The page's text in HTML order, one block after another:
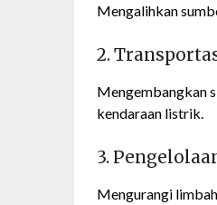
Mengalihkan
2.
Mengembangkan
kendaraan listrik.
3.
Mengurangi